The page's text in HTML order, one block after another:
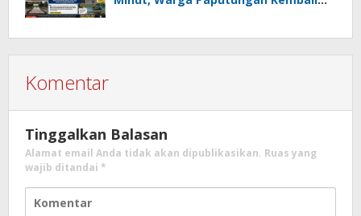
Komentar
Tinggalkan Balasan
Alamat email Anda tidak akan dipublikasikan. Ruas yang
wajib ditandai *